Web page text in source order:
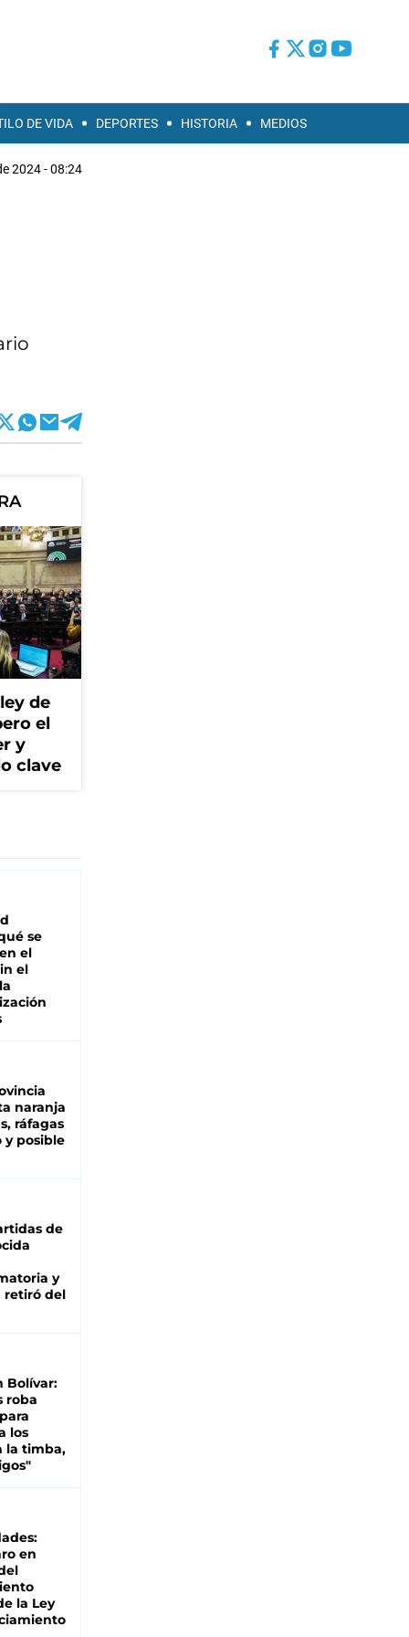
DE VIDA DEPORTES HISTORIA MEDIOS
2024 - 08:24
de
el
y
clave
se
el
el
naranja
ráfagas
y posible
de
y
retiró del
Bolívar:
roba
los
la timba,
en
la Ley